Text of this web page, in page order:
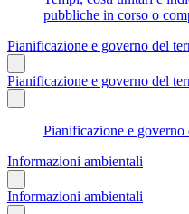
pubbliche in corso o
Pianificazione e governo del
Pianificazione e governo del
Pianificazione e
Informazioni ambientali
Informazioni ambientali